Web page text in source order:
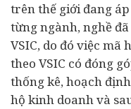
trên thế giới đang
từng ngành, nghề
VSIC, do đó việc mã
theo VSIC có đóng
thống kê, hoạch
hộ kinh doanh và